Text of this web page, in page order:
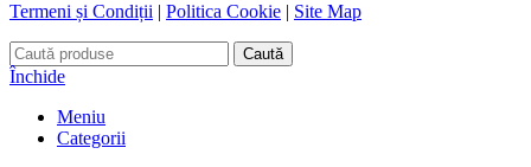
Termeni și Condiții | Politica Cookie | Site Map
Caută
Închide
Meniu
Categorii